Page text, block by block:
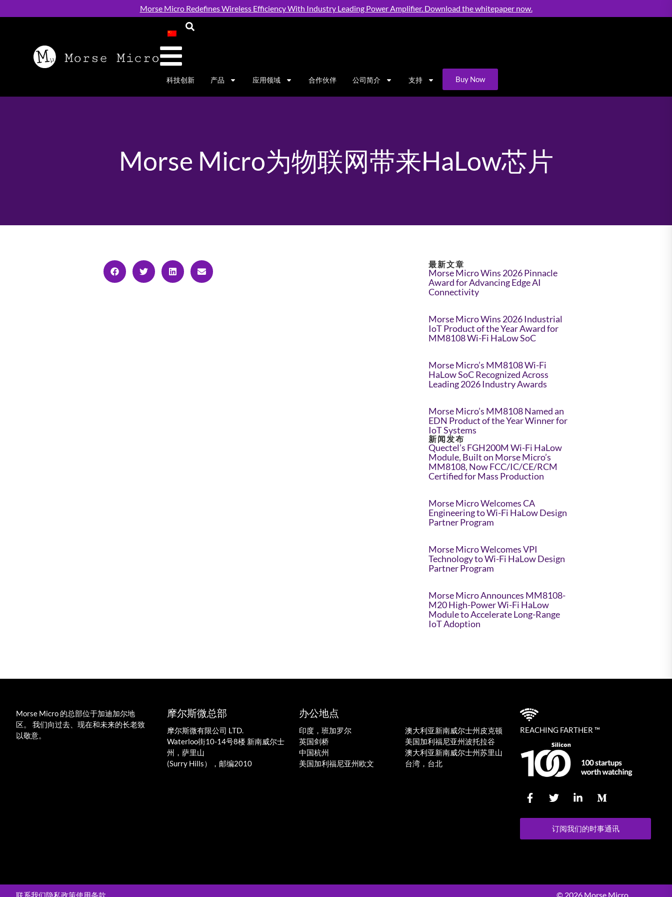
Morse Micro Redefines Wireless Efficiency With Industry Leading Power Amplifier. Download the whitepaper now.
科技创新 产品 应用领域 合作伙伴 公司简介 支持 Buy Now
Morse Micro为物联网带来HaLow芯片
最新文章
Morse Micro Wins 2026 Pinnacle
Award for Advancing Edge AI
Connectivity
Morse Micro Wins 2026 Industrial
IoT Product of the Year Award for
MM8108 Wi-Fi HaLow SoC
Morse Micro’s MM8108 Wi-Fi
HaLow SoC Recognized Across
Leading 2026 Industry Awards
Morse Micro’s MM8108 Named an
EDN Product of the Year Winner for
IoT Systems
新闻发布
Quectel’s FGH200M Wi-Fi HaLow
Module, Built on Morse Micro’s
MM8108, Now FCC/IC/CE/RCM
Certified for Mass Production
Morse Micro Welcomes CA
Engineering to Wi-Fi HaLow Design
Partner Program
Morse Micro Welcomes VPI
Technology to Wi-Fi HaLow Design
Partner Program
Morse Micro Announces MM8108-
M20 High-Power Wi-Fi HaLow
Module to Accelerate Long-Range
IoT Adoption
Morse Micro 的总部位于加迪加尔地
区。 我们向过去、现在和未来的长老致
以敬意。
摩尔斯微总部
摩尔斯微有限公司 LTD.
Waterloo街10-14号8楼 新南威尔士
州，萨里山
(Surry Hills），邮编2010
办公地点
印度，班加罗尔
英国剑桥
中国杭州
美国加利福尼亚州欧文
澳大利亚新南威尔士州皮克顿
美国加利福尼亚州波托拉谷
澳大利亚新南威尔士州苏里山
台湾，台北
REACHING FARTHER ™
订阅我们的时事通讯
© 2026 Morse Micro